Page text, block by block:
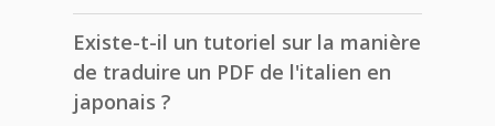
Existe-t-il un tutoriel sur la manière
de traduire un PDF de l'italien en
japonais ?